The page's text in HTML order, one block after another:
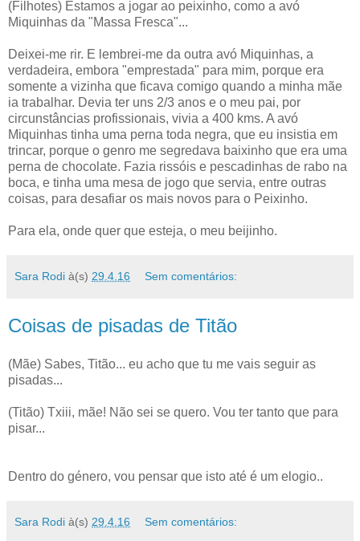
(Filhotes) Estamos a jogar ao peixinho, como a avó
Miquinhas da "Massa Fresca"...
Deixei-me rir. E lembrei-me da outra avó Miquinhas, a
verdadeira, embora "emprestada" para mim, porque era
somente a vizinha que ficava comigo quando a minha mãe
ia trabalhar. Devia ter uns 2/3 anos e o meu pai, por
circunstâncias profissionais, vivia a 400 kms. A avó
Miquinhas tinha uma perna toda negra, que eu insistia em
trincar, porque o genro me segredava baixinho que era uma
perna de chocolate. Fazia rissóis e pescadinhas de rabo na
boca, e tinha uma mesa de jogo que servia, entre outras
coisas, para desafiar os mais novos para o Peixinho.
Para ela, onde quer que esteja, o meu beijinho.
Sara Rodi à(s) 29.4.16 Sem comentários:
Coisas de pisadas de Titão
(Mãe) Sabes, Titão... eu acho que tu me vais seguir as
pisadas...
(Titão) Txiii, mãe! Não sei se quero. Vou ter tanto que para
pisar...
Dentro do género, vou pensar que isto até é um elogio..
Sara Rodi à(s) 29.4.16 Sem comentários: